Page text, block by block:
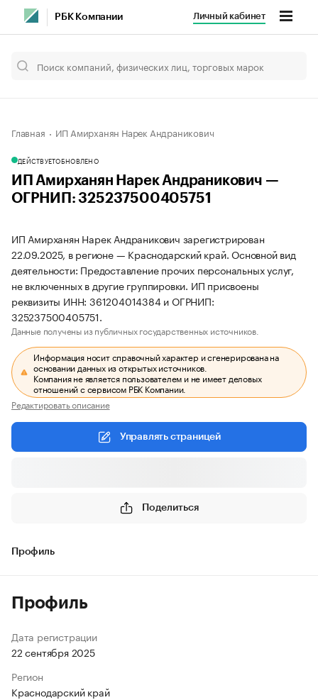
РБК Компании Личный кабинет
Главная ИП Амирханян Нарек Андраникович
ДЕЙСТВУЕТОБНОВЛЕНО
ИП Амирханян Нарек Андраникович —
ОГРНИП: 325237500405751
ИП Амирханян Нарек Андраникович зарегистрирован
22.09.2025, в регионе — Краснодарский край. Основной вид
деятельности: Предоставление прочих персональных услуг,
не включенных в другие группировки. ИП присвоены
реквизиты ИНН: 361204014384 и ОГРНИП:
325237500405751.
Данные получены из публичных государственных источников.
Информация носит справочный характер и сгенерирована на
основании данных из открытых источников.
Компания не является пользователем и не имеет деловых
отношений с сервисом РБК Компании.
Редактировать описание
Управлять страницей
Поделиться
Профиль
Профиль
Дата регистрации
22 сентября 2025
Регион
Краснодарский край